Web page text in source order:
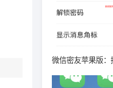
微信密友苹果版